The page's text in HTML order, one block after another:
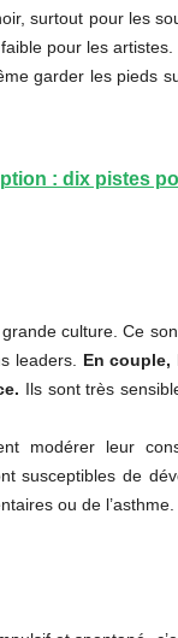
surtout pour les
pour les artistes.
garder les pieds
: dix pistes
culture. Ce
leaders. En couple,
Ils sont très
modérer leur
susceptibles de
ou de l’asthme.